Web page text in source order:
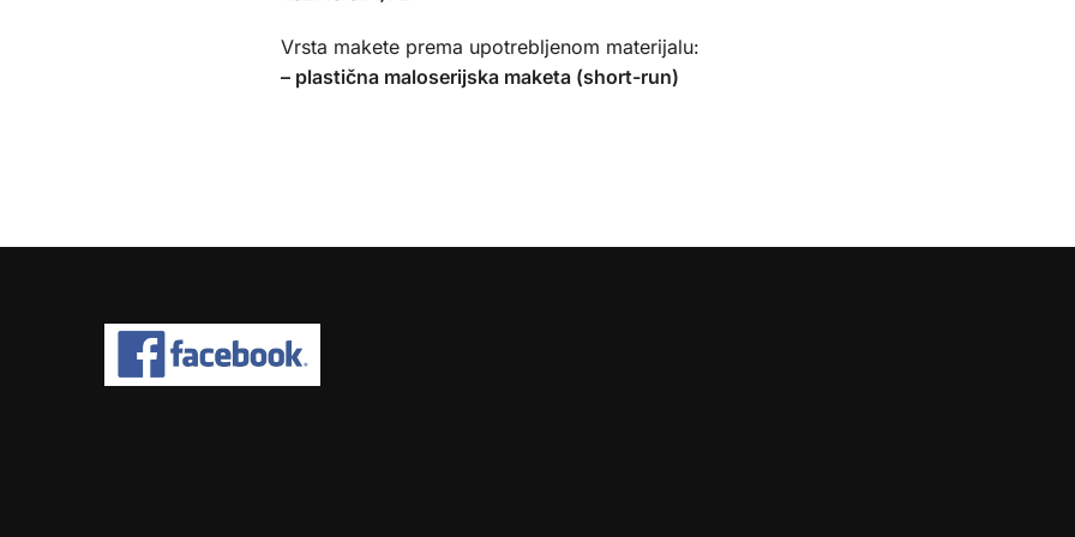
Vrsta makete prema upotrebljenom materijalu:
– plastična maloserijska maketa (short-run)